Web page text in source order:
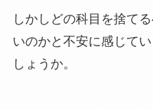
しかしどの科目を捨て
いのかと不安に感じて
しょうか。